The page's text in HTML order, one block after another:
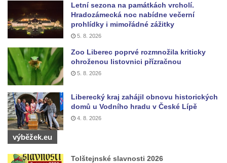
Letní sezona na památkách vrcholí.
Hradozámecká noc nabídne večerní
prohlídky i mimořádné zážitky
5. 8. 2026
Zoo Liberec poprvé rozmnožila kriticky
ohroženou listovnici přízračnou
5. 8. 2026
Liberecký kraj zahájil obnovu historických
domů u Vodního hradu v České Lípě
4. 8. 2026
výběžek.eu
Tolštejnské slavnosti 2026